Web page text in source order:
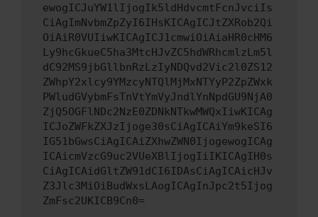
ewogICJuYW1lIjogIk5ldHdvcmtFcnJvciIs
CiAgImNvbmZpZyI6IHsKICAgICJtZXRob2Qi
OiAiR0VUIiwKICAgICJ1cmwiOiAiaHR0cHM6
Ly9hcGkueC5ha3MtcHJvZC5hdWRhcmlzLm5l
dC92MS9jbGllbnRzLzIyNDQvd2Vic2l0ZS12
ZWhpY2xlcy9YMzcyNTQlMjMxNTYyP2ZpZWxk
PWludGVybmFsTnVtYmVyJndlYnNpdGU9NjA0
ZjQ5OGFlNDc2NzE0ZDNkNTkwMWQxIiwKICAg
ICJoZWFkZXJzIjoge30sCiAgICAiYm9keSI6
IG51bGwsCiAgICAiZXhwZWN0IjogewogICAg
ICAicmVzcG9uc2VUeXBlIjogIiIKICAgIH0s
CiAgICAidGltZW91dCI6IDAsCiAgICAicHJv
Z3Jlc3MiOiBudWxsLAogICAgInJpc2t5Ijog
ZmFsc2UKICB9Cn0=